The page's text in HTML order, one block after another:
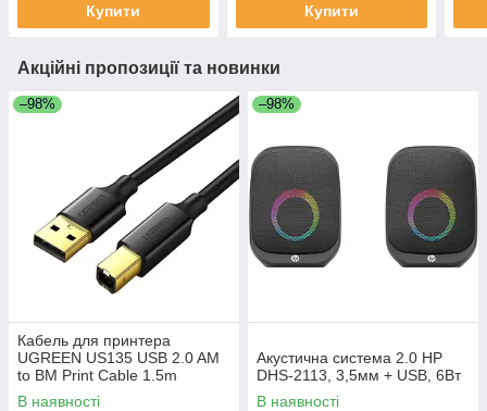
Купити Купити
Акційні пропозиції та новинки
–98%
Кабель для принтера
UGREEN US135 USB 2.0 AM
to BM Print Cable 1.5m
(10350)
В наявності
–98%
Акустична система 2.0 HP
DHS-2113, 3,5мм + USB, 6Вт
В наявності